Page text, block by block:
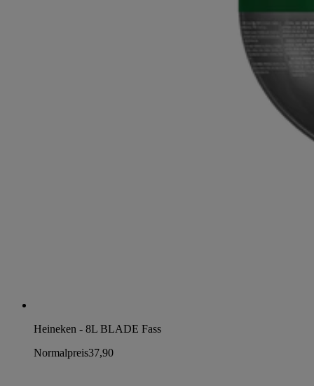
Heineken - 8L BLADE Fass
Normalpreis37,90